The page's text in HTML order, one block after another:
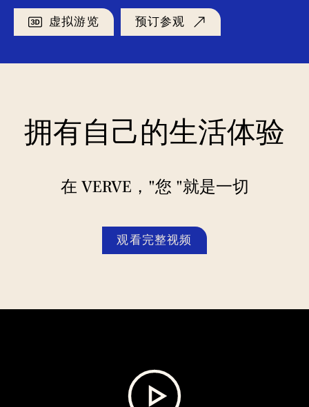
虚拟游览 预订参观
拥有自己的生活体验
在 VERVE，"您 "就是一切
观看完整视频